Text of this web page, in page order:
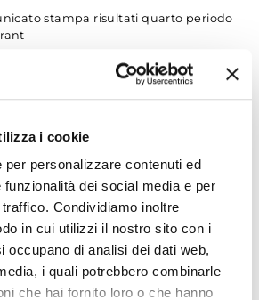
i cookie
personalizzare contenuti ed
dei social media e per
Condividiamo inoltre
in cui utilizzi il nostro sito con i
occupano di analisi dei dati web,
i quali potrebbero combinarle
che hai fornito loro o che hanno
stampa risultati quarto periodo
esercizio warrant 2019-2024
stampa sospensione periodo